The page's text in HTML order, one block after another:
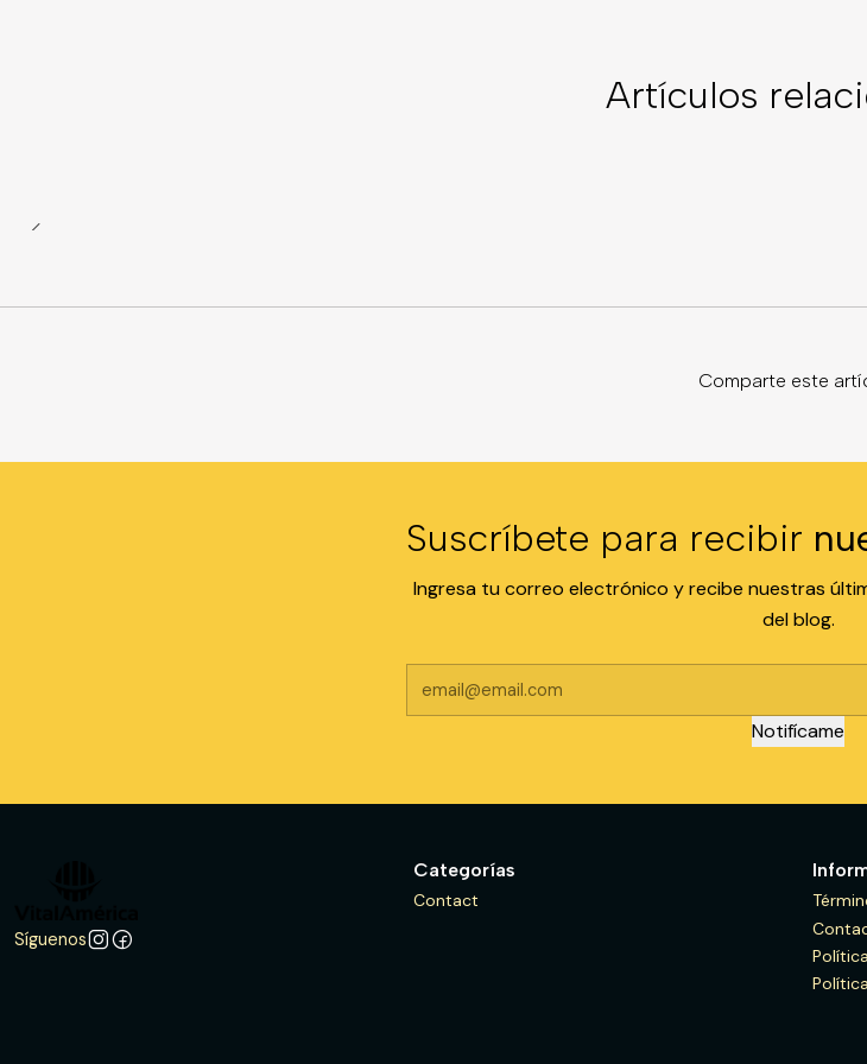
Artículos
Comparte este
Suscríbete para recibir
Ingresa tu correo electrónico y recibe nuestras
del blog.
Notifícame
Síguenos
Categorías
Contact